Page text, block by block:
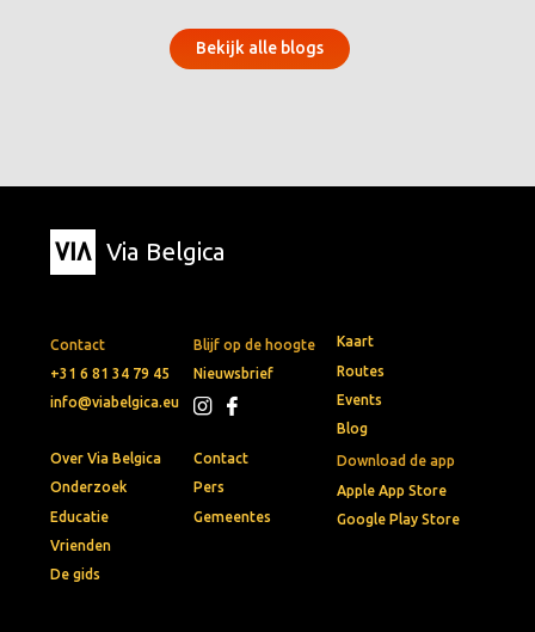
Bekijk alle blogs
Via Belgica
Contact
+31 6 81 34 79 45
info@viabelgica.eu
Blijf op de hoogte
Nieuwsbrief
Download de app
Apple App Store
Google Play Store
Kaart
Routes
Events
Blog
Over Via Belgica
Onderzoek
Educatie
Vrienden
De gids
Contact
Pers
Gemeentes